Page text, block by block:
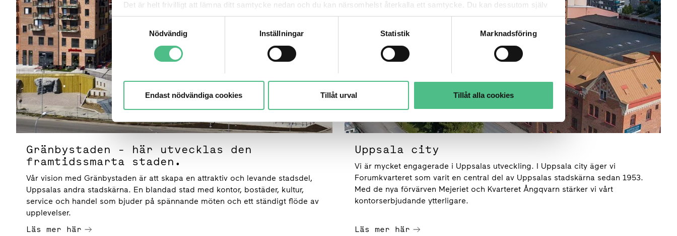
Det är helt frivilligt att lämna ditt samtycke nedan och du kan närsomhelst återkalla ett samtycke. Du kan dessutom själv
kontrollera vilka cookies vi får använda genom att anpassa inställningarna.
Samtyckesval
Nödvändig
Inställningar Statistik Marknadsföring
Endast nödvändiga cookies Tillåt urval Tillåt alla cookies
Gränbystaden - här utvecklas den
framtidssmarta staden.
Vår vision med Gränbystaden är att skapa en attraktiv och levande stadsdel,
Uppsalas andra stadskärna. En blandad stad med kontor, bostäder, kultur,
service och handel som bjuder på spännande möten och ett ständigt flöde av
upplevelser.
Läs mer här
Uppsala city
Vi är mycket engagerade i Uppsalas utveckling. I Uppsala city äger vi
Forumkvarteret som varit en central del av Uppsalas stadskärna sedan 1953.
Med de nya förvärven Mejeriet och Kvarteret Ångqvarn stärker vi vårt
kontorserbjudande ytterligare.
Läs mer här